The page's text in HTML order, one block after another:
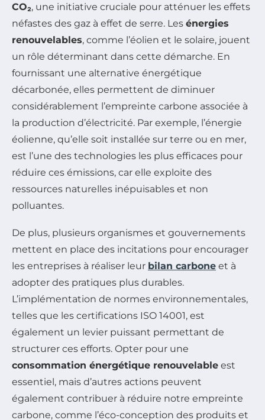
CO₂, une initiative cruciale pour atténuer les effets
néfastes des gaz à effet de serre. Les énergies
renouvelables, comme l’éolien et le solaire, jouent
un rôle déterminant dans cette démarche. En
fournissant une alternative énergétique
décarbonée, elles permettent de diminuer
considérablement l’empreinte carbone associée à
la production d’électricité. Par exemple, l’énergie
éolienne, qu’elle soit installée sur terre ou en mer,
est l’une des technologies les plus efficaces pour
réduire ces émissions, car elle exploite des
ressources naturelles inépuisables et non
polluantes.
De plus, plusieurs organismes et gouvernements
mettent en place des incitations pour encourager
les entreprises à réaliser leur bilan carbone et à
adopter des pratiques plus durables.
L’implémentation de normes environnementales,
telles que les certifications ISO 14001, est
également un levier puissant permettant de
structurer ces efforts. Opter pour une
consommation énergétique renouvelable est
essentiel, mais d’autres actions peuvent
également contribuer à réduire notre empreinte
carbone, comme l’éco-conception des produits et